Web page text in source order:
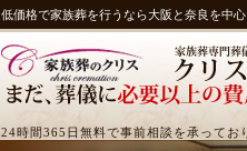
低価格で家族葬を行うなら大阪と奈良を中
24時間365日無料で事前相談を承ってお